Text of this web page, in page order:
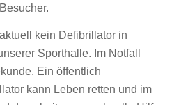
kein Defibrillator in
Sporthalle. Im Notfall
Ein öffentlich
kann Leben retten und im